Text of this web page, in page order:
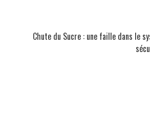
Chute du Sucre : une faille dans le